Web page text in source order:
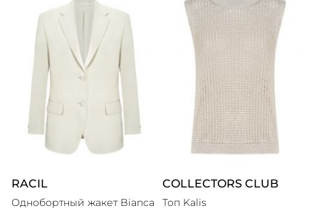
RACIL
Однобортный жакет Bianca
COLLECTORS CLUB
Топ Kalis